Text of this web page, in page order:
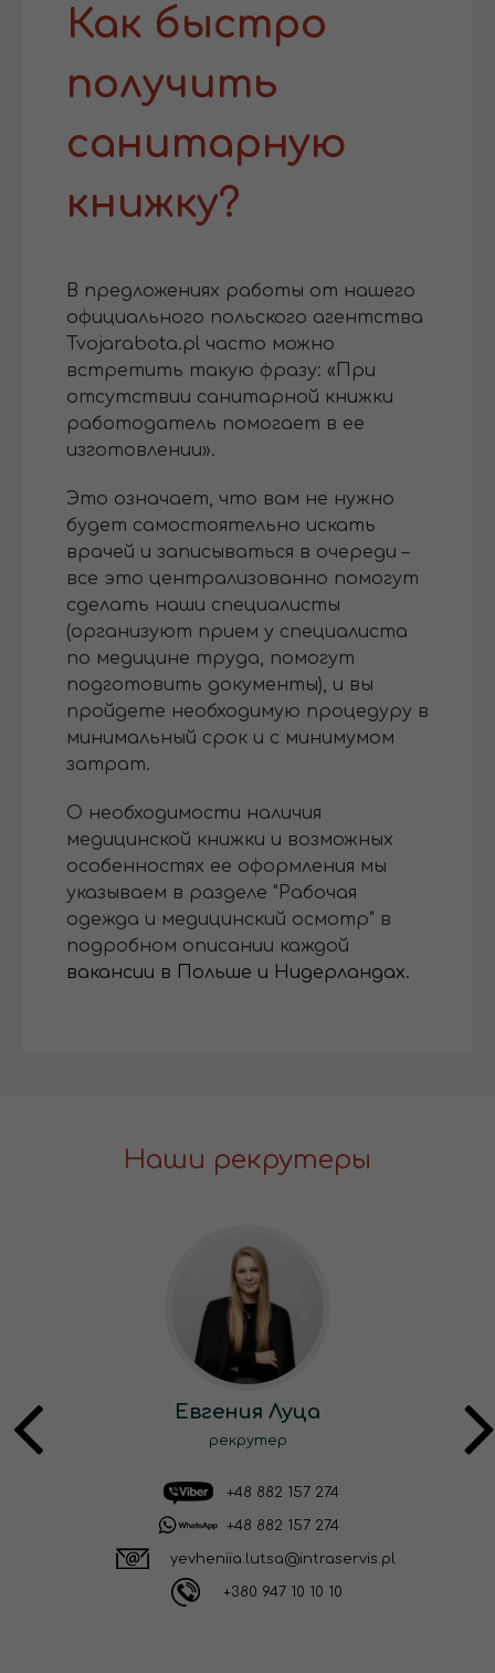
Как быстро
получить
санитарную
книжку?
В предложениях работы от нашего
официального польского агентства
Tvojarabota.pl часто можно
встретить такую фразу: «При
отсутствии санитарной книжки
работодатель помогает в ее
изготовлении».
Это означает, что вам не нужно
будет самостоятельно искать
врачей и записываться в очереди –
все это централизованно помогут
сделать наши специалисты
(организуют прием у специалиста
по медицине труда, помогут
подготовить документы), и вы
пройдете необходимую процедуру в
минимальный срок и с минимумом
затрат.
О необходимости наличия
медицинской книжки и возможных
особенностях ее оформления мы
указываем в разделе "Рабочая
одежда и медицинский осмотр" в
подробном описании каждой
вакансии в Польше и Нидерландах.
Наши рекрутеры
Евгения Луца
рекрутер
+48 882 157 274
+48 882 157 274
yevheniia.lutsa@intraservis.pl
+380 947 10 10 10